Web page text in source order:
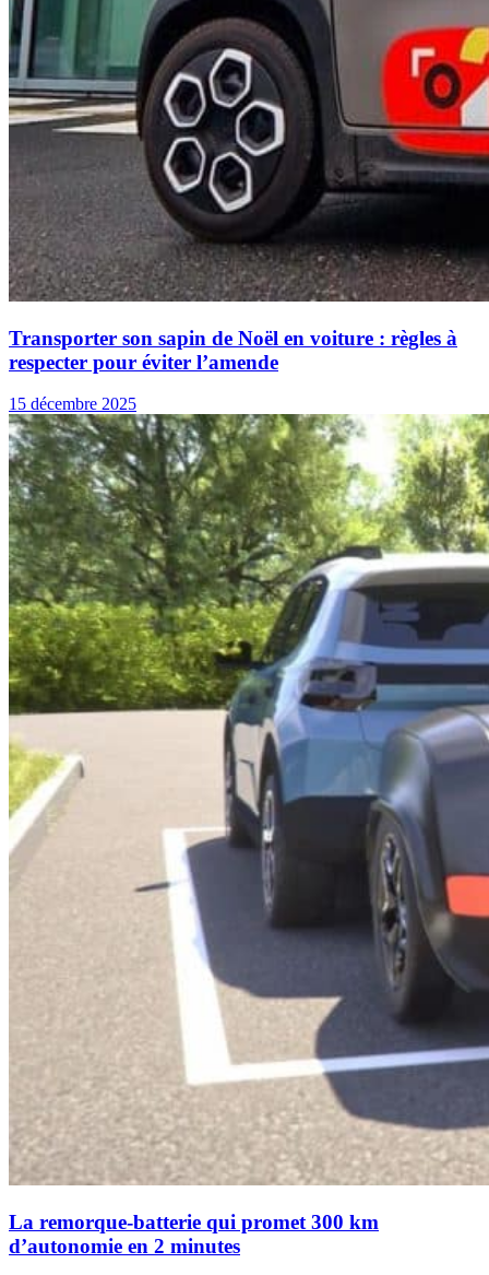
Transporter son sapin de Noël en voiture : règles à
respecter pour éviter l’amende
15 décembre 2025
La remorque-batterie qui promet 300 km
d’autonomie en 2 minutes